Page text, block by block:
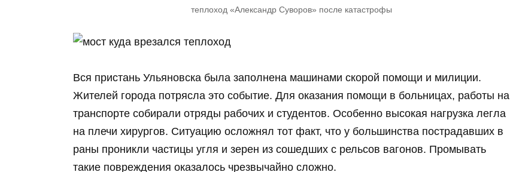
теплоход «Александр Суворов» после катастрофы
Вся пристань Ульяновска была заполнена машинами скорой помощи и милиции.
Жителей города потрясла это событие. Для оказания помощи в больницах, работы на
транспорте собирали отряды рабочих и студентов. Особенно высокая нагрузка легла
на плечи хирургов. Ситуацию осложнял тот факт, что у большинства пострадавших в
раны проникли частицы угля и зерен из сошедших с рельсов вагонов. Промывать
такие повреждения оказалось чрезвычайно сложно.